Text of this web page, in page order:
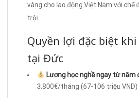
vàng cho lao động Việt Nam với chế
trội.
Quyền lợi đặc biệt
tại Đức
Lương học nghề ngay từ năm
3.800€/tháng (67-106 triệu VND)